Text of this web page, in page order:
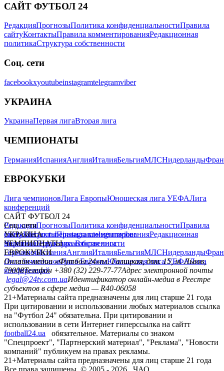
САЙТ ФУТБОЛ 24
РедакцияПрогнозыПолитика конфиденциальностиПравила
сайтуКонтактыПравила комментированияРедакционная
политикаСтруктура собственности
Соц. сети
facebookxyoutubeinstagramtelegramviber
УКРАИНА
УкраинаПервая лигаВторая лига
ЧЕМПИОНАТЫ
ГерманияИспанияАнглияИталияБельгияМЛСНидерланды
ЕВРОКУБКИ
Лига чемпионовЛига ЕвропыЮношеская лига УЕФАЛига
конференций
САЙТ ФУТБОЛ 24
РедакцияПрогнозыПолитика конфиденциальностиПравила
сайтуКонтактыПравила комментированияРедакционная
политикаСтруктура собственности
Соц. сети
facebookxyoutubeinstagramtelegramviber
УКРАИНА
УкраинаПервая лигаВторая лига
ЧЕМПИОНАТЫ
ГерманияИспанияАнглияИталияБельгияМЛСНидерланды
ЕВРОКУБКИ
Лига чемпионовЛига ЕвропыЮношеская лига УЕФАЛига
конференций
Онлайн-медиа «Футбол 24»пл. Галицкая, дом. 15, м. Львов,
79008Телефон +380 (32) 229-77-77Адрес электронной почты
legal@24tv.com.uaИдентификатор онлайн-медиа в Реестре
субъектов в сфере медиа — R40-06058
21+Материалы сайта предназначены для лиц старше 21 года
При цитировании и использовании любых материалов ссылка
на "Футбол 24" обязательна. При цитировании и
использовании в сети Интернет гиперссылка на сайтт
football24.ua
обязательное. Материалы со знаком
"Спецпроект", "Партнерский материал", "Реклама", "Новости
компаний" публикуем на правах рекламы.
21+Материалы сайта предназначены для лиц старше 21 года